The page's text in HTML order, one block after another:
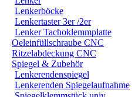
Lenkerböcke
Lenkertaster 3er /2er
Lenker Tachoklemmplatte
Oeleinfüllschraube CNC
Ritzelabdeckung CNC
Spiegel & Zubehör
Lenkerendenspiegel
Lenkerenden Spiegelaufnahme